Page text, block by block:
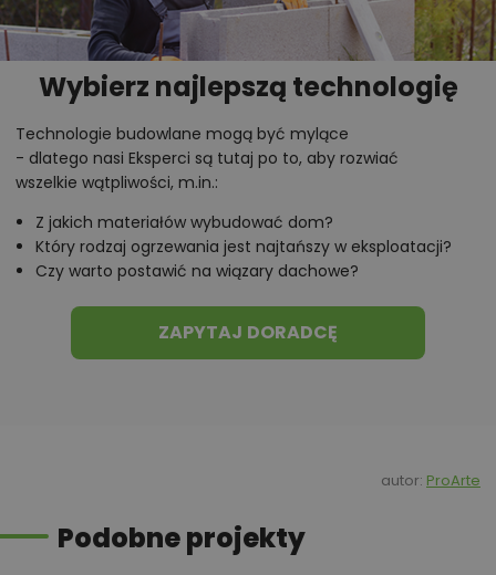
Wybierz najlepszą technologię
Technologie budowlane mogą być mylące
- dlatego nasi Eksperci są tutaj po to, aby rozwiać
wszelkie wątpliwości, m.in.:
Z jakich materiałów wybudować dom?
Który rodzaj ogrzewania jest najtańszy w eksploatacji?
Czy warto postawić na wiązary dachowe?
ZAPYTAJ DORADCĘ
autor: ProArte
Podobne projekty